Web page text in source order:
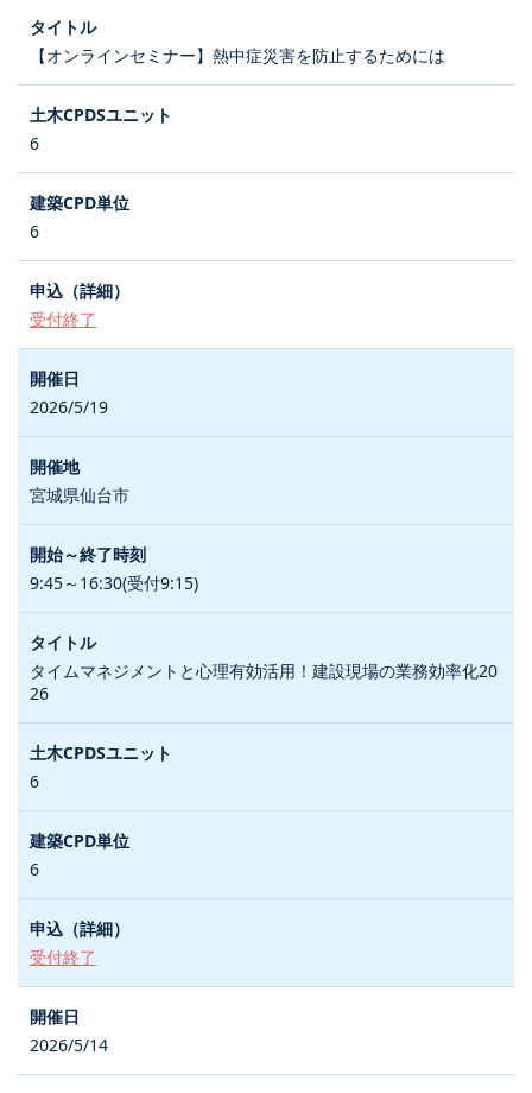
【オンラインセミナー】熱中症災害を防止するためには
6
6
受付終了
2026/5/19
宮城県仙台市
9:45～16:30(受付9:15)
タイムマネジメントと心理有効活用！建設現場の業務効率化20
26
6
6
受付終了
2026/5/14